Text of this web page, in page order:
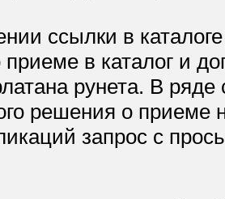
ссылки в
в каталог и
рунета. В
решения о приеме
запрос с